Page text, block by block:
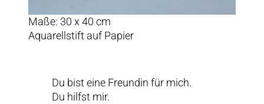
Maße: 30 x 40 cm
Aquarellstift auf Papier
Du bist eine Freundin für mich.
Du hilfst mir.